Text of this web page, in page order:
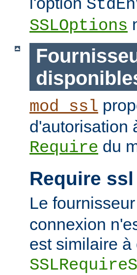
SSLOptions
mod_ssl
d'autorisation
Require du
Require ssl
Le fournisseur
connexion
est similaire